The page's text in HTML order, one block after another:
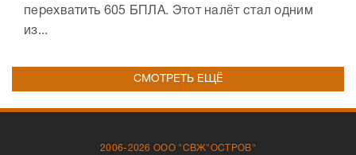
перехватить 605 БПЛА. Этот налёт стал одним
из...
СМОТРЕТЬ ЕЩЁ
2006-2026 ООО "СВЖ"ОСТРОВ"